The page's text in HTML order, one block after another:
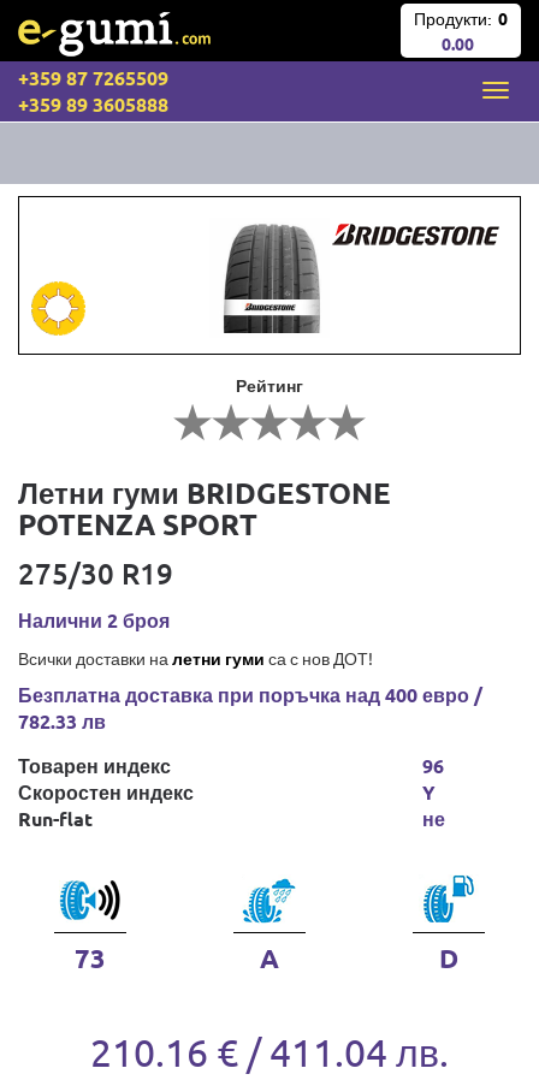
Продукти: 0
0.00
+359 87 7265509
+359 89 3605888
Рейтинг
Летни гуми BRIDGESTONE
POTENZA SPORT
275/30 R19
Налични 2 броя
Всички доставки на летни гуми са с нов ДОТ!
Безплатна доставка при поръчка над 400 евро /
782.33 лв
Товарен индекс
Скоростен индекс
Run-flat
96
Y
не
73 A D
210.16 € / 411.04 лв.